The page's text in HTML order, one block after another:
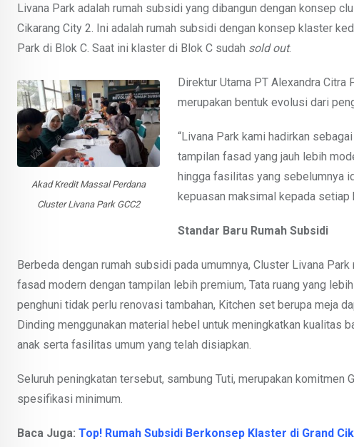
Livana Park adalah rumah subsidi yang dibangun dengan konsep
Cikarang City 2. Ini adalah rumah subsidi dengan konsep klaster
Park di Blok C. Saat ini klaster di Blok C sudah sold out.
Akad Kredit Massal Perdana
Cluster Livana Park GCC2
Direktur Utama PT Alexandra
merupakan bentuk evolusi dari
“Livana Park kami hadirkan
tampilan fasad yang jauh lebih
hingga fasilitas yang sebelumnya
kepuasan maksimal kepada setiap
Standar Baru Rumah Subsidi
Berbeda dengan rumah subsidi pada umumnya, Cluster Livana
fasad modern dengan tampilan lebih premium, Tata ruang yang
penghuni tidak perlu renovasi tambahan, Kitchen set berupa meja
Dinding menggunakan material hebel untuk meningkatkan kualitas
anak serta fasilitas umum yang telah disiapkan.
Seluruh peningkatan tersebut, sambung Tuti, merupakan komitmen
spesifikasi minimum.
Baca Juga: Top! Rumah Subsidi Berkonsep Klaster di Grand